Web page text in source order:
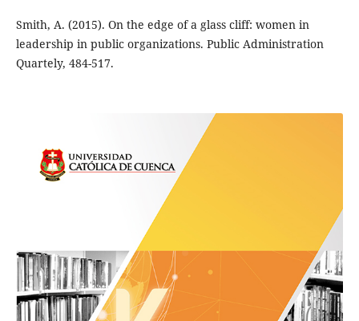
Smith, A. (2015). On the edge of a glass cliff: women in
leadership in public organizations. Public Administration
Quartely, 484-517.